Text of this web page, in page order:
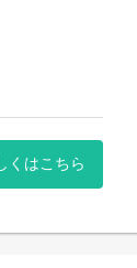
くはこちら